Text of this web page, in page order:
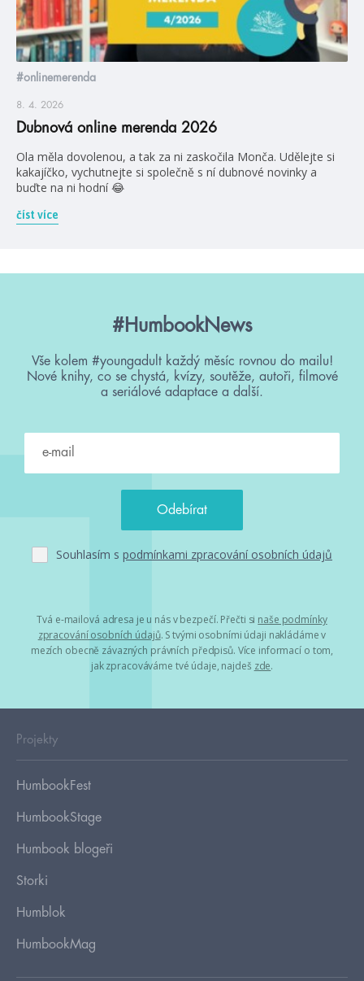
#onlinemerenda
8. 4. 2026
Dubnová online merenda 2026
Ola měla dovolenou, a tak za ni zaskočila Monča. Udělejte si
kakajíčko, vychutnejte si společně s ní dubnové novinky a
buďte na ni hodní 😂
číst více
#HumbookNews
Vše kolem #youngadult každý měsíc rovnou do mailu!
Nové knihy, co se chystá, kvízy, soutěže, autoři, filmové
a seriálové adaptace a další.
Souhlasím s podmínkami zpracování osobních údajů
Tvá e-mailová adresa je u nás v bezpečí. Přečti si naše podmínky
zpracování osobních údajů. S tvými osobními údaji nakládáme v
mezích obecně závazných právních předpisů. Více informací o tom,
jak zpracováváme tvé údaje, najdeš zde.
Projekty
HumbookFest
HumbookStage
Humbook blogeři
Storki
Humblok
HumbookMag